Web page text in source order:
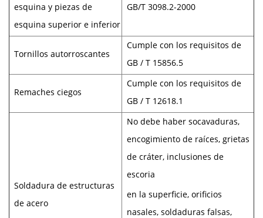
esquina y piezas de
esquina superior e inferior
GB/T 3098.2-2000
Tornillos autorroscantes
Cumple con los requisitos de
GB / T 15856.5
Remaches ciegos
Cumple con los requisitos de
GB / T 12618.1
Soldadura de estructuras
de acero
No debe haber socavaduras,
encogimiento de raíces, grietas
de cráter, inclusiones de
escoria
en la superficie, orificios
nasales, soldaduras falsas,